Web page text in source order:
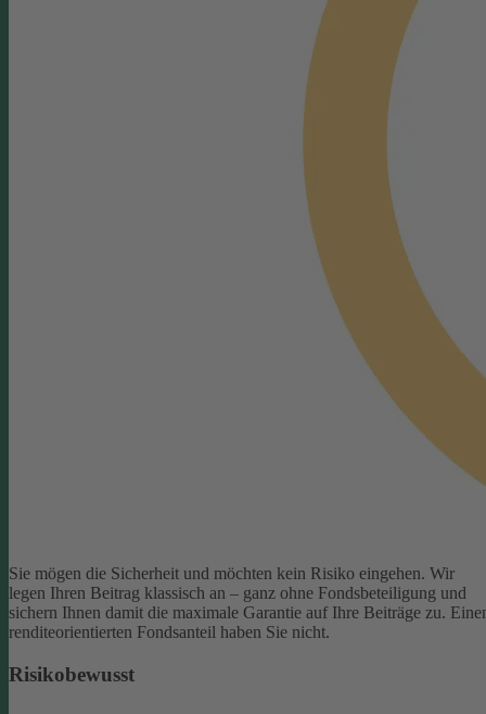
Sie mögen die Sicherheit und möchten kein Risiko eingehen. Wir
legen Ihren Beitrag klassisch an – ganz ohne Fondsbeteiligung und
sichern Ihnen damit die maximale Garantie auf Ihre Beiträge zu.
renditeorientierten Fondsanteil haben Sie nicht.
Risikobewusst